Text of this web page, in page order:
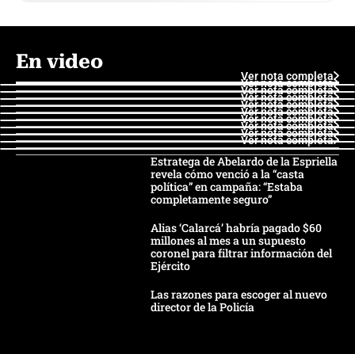
En video
Ver nota completa
Ver nota completa
Ver nota completa
Ver nota completa
Ver nota completa
Ver nota completa
Ver nota completa
Ver nota completa
Ver nota completa
Ver nota completa
Estratega de Abelardo de la Espriella
revela cómo venció a la “casta
política” en campaña: “Estaba
completamente seguro”
Alias ‘Calarcá’ habría pagado $60
millones al mes a un supuesto
coronel para filtrar información del
Ejército
Las razones para escoger al nuevo
director de la Policía